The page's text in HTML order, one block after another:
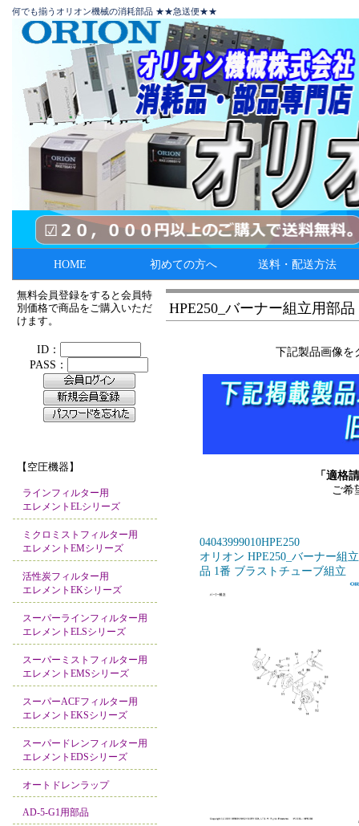
何でも揃うオリオン機械の消耗部品 ★★急送便★★
HOME 初めての方へ 送料・配送方法
無料会員登録をすると会員特
別価格で商品をご購入いただ
けます。
【空圧機器】
ラインフィルター用
エレメントELシリーズ
ミクロミストフィルター用
エレメントEMシリーズ
活性炭フィルター用
エレメントEKシリーズ
スーパーラインフィルター用
エレメントELSシリーズ
スーパーミストフィルター用
エレメントEMSシリーズ
スーパーACFフィルター用
エレメントEKSシリーズ
スーパードレンフィルター用
エレメントEDSシリーズ
オートドレンラップ
AD-5-G1用部品
HPE250_バーナー組立用部品
下記製品画像を
「適格
ご希
04043999010HPE250
オリオン HPE250_バーナー組
品 1番 ブラストチューブ組立